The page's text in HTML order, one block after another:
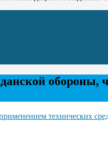
технических